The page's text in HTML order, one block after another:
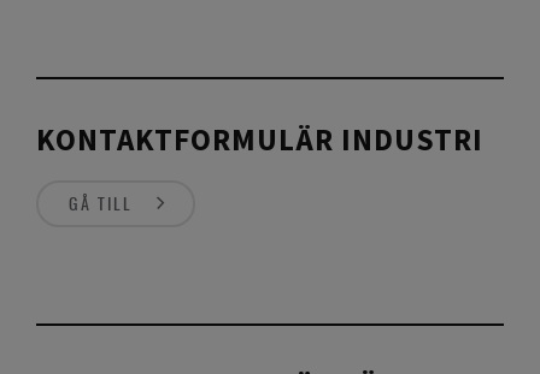
KONTAKTFORMULÄR INDUSTRI
GÅ TILL